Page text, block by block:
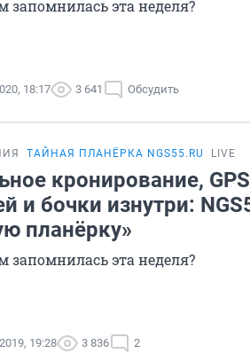
запомнилась эта неделя?
18:17 3 641 Обсудить
ТАЙНАЯ ПЛАНЁРКА NGS55.RU LIVE
кронирование,
и бочки изнутри:
планёрку»
запомнилась эта неделя?
19:28 3 836 2